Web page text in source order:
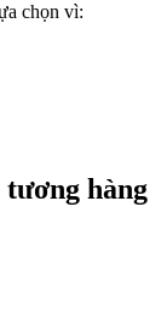
chọn vì:
tương hàng